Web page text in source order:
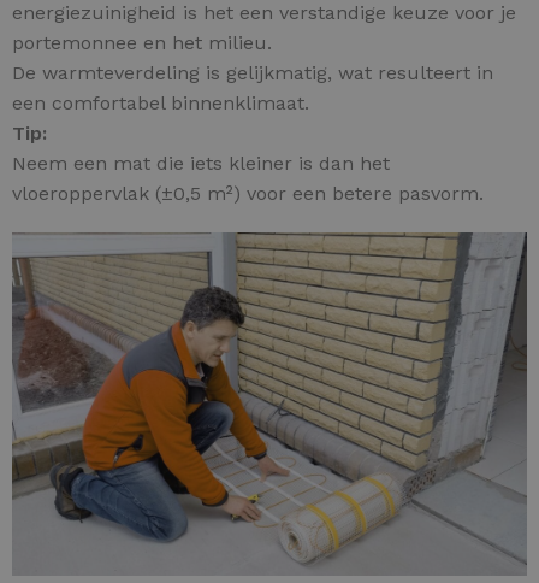
energiezuinigheid is het een verstandige keuze voor je
portemonnee en het milieu.
De warmteverdeling is gelijkmatig, wat resulteert in
een comfortabel binnenklimaat.
Tip:
Neem een mat die iets kleiner is dan het
vloeroppervlak (±0,5 m²) voor een betere pasvorm.